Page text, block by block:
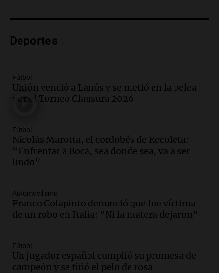
tributo todos los jueves
Episodios
sea, va a ser lindo”
La Cadena del Gol
Episodios
en ludopatía: “Tener el casino en la
mano es muy peligroso”
La Argentina, hoy
Episodios
sobre los parques educativos
Amamos Argentina
Episodios
traerá más lluvias y eventos extremos
durante la primavera
Informados al regreso
Deportes
Fútbol
Unión venció a Lanús y se metió en la pelea
por el Torneo Clausura 2026
Fútbol
Nicolás Marotta, el cordobés de Recoleta:
“Enfrentar a Boca, sea donde sea, va a ser
lindo”
Automovilismo
Franco Colapinto denunció que fue víctima
de un robo en Italia: "Ni la matera dejaron"
Fútbol
Un jugador español cumplió su promesa de
campeón y se tiñó el pelo de rosa